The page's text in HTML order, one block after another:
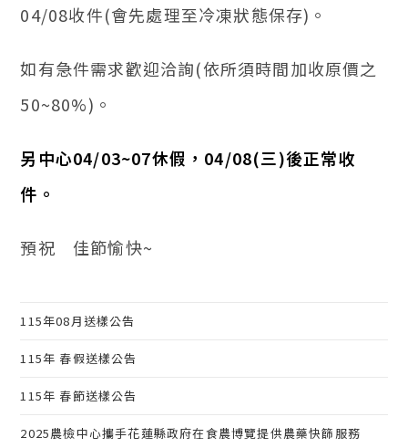
04/08收件(會先處理至冷凍狀態保存)。
如有急件需求歡迎洽詢(依所須時間加收原價之
50~80%)。
另中心04/03~07休假，04/08(三)後正常收
件。
預祝 佳節愉快~
115年08月送樣公告
115年 春假送樣公告
115年 春節送樣公告
2025農檢中心攜手花蓮縣政府在食農博覽提供農藥快篩服務